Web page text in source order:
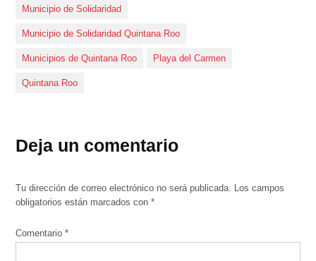
Municipio de Solidaridad
Municipio de Solidaridad Quintana Roo
Municipios de Quintana Roo Playa del Carmen
Quintana Roo
Deja un comentario
Tu dirección de correo electrónico no será publicada.
Los campos
obligatorios están marcados con*
Comentario*